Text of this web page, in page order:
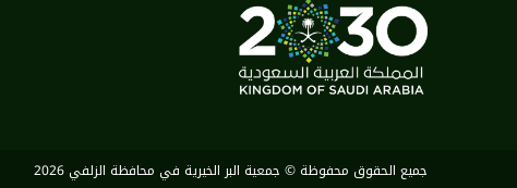
جميع الحقوق محفوظة © جمعية البر الخيرية في محافظة الزلفي 2026